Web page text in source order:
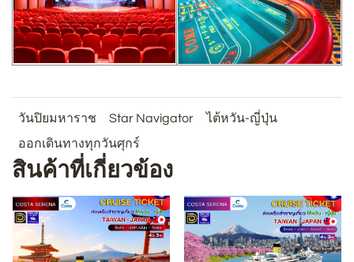
วันปิยมหาราช Star Navigator
ไต้หวัน-ญี่ปุ่น
ออกเดินทางทุกวันศุกร์
สินค้าที่เกี่ยวข้อง